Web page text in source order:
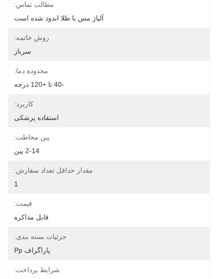
مطالب تماس:
آلیاژ مس با طلا اندود شده است
روش خاتمه:
سرباز
محدوده دما:
-40 تا +120 درجه
کاربرد:
استفاده پزشکی
پین مخاطب:
2-14 پین
مقدار حداقل تعداد سفارش:
1
قیمت:
قابل مذاکره
جزئیات بسته بندی:
پاراگراف Pp
شرایط پرداخت: